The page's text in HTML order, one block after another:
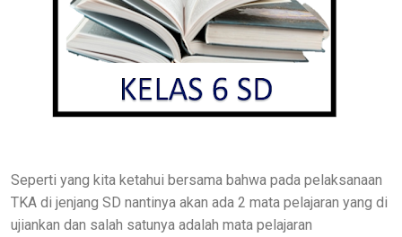
Seperti yang kita ketahui bersama bahwa pada pelaksanaan
TKA di jenjang SD nantinya akan ada 2 mata pelajaran yang di
ujiankan dan salah satunya adalah mata pelajaran